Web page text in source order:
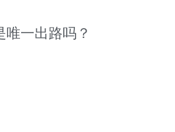
一出路吗？